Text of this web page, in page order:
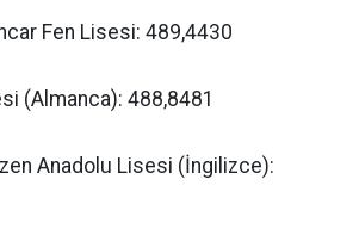
Fen Lisesi: 489,4430
(Almanca): 488,8481
Anadolu Lisesi (İngilizce):